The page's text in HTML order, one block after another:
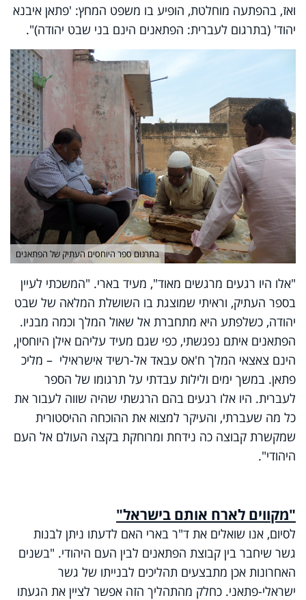
ואז, בהפתעה מוחלטת, הופיע בו משפט המחץ: 'פתאן איבנא
יהוד' (בתרגום לעברית: הפתאנים הינם בני שבט יהודה)".
בתרגום ספר היוחסים העתיק של הפתאנים
"אלו היו רגעים מרגשים מאוד", מעיד בארי. "המשכתי לעיין
בספר העתיק, וראיתי שמוצגת בו השושלת המלאה של שבט
יהודה, כשלפתע היא מתחברת אל שאול המלך וכמה מבניו.
הפתאנים איתם נפגשתי, כפי שגם מעיד עליהם אילן היוחסין,
הינם צאצאי המלך ח'אס עבאד אל-רשיד אישראילי – מליכ
פתאן. במשך ימים ולילות עבדתי על תרגומו של הספר
לעברית. היו אלו רגעים בהם הרגשתי שהיה שווה לעבור את
כל מה שעברתי, והעיקר למצוא את ההוכחה ההיסטורית
שמקשרת קבוצה כה נידחת ומרוחקת בקצה העולם אל העם
היהודי".
"מקווים לארח אותם בישראל"
לסיום, אנו שואלים את ד"ר בארי האם לדעתו ניתן לבנות
גשר שיחבר בין קבוצת הפתאנים לבין העם היהודי. "בשנים
האחרונות אכן מתבצעים תהליכים לבנייתו של גשר
ישראלי-פתאני. כחלק מהתהליך הזה אפשר לציין את הגעתו